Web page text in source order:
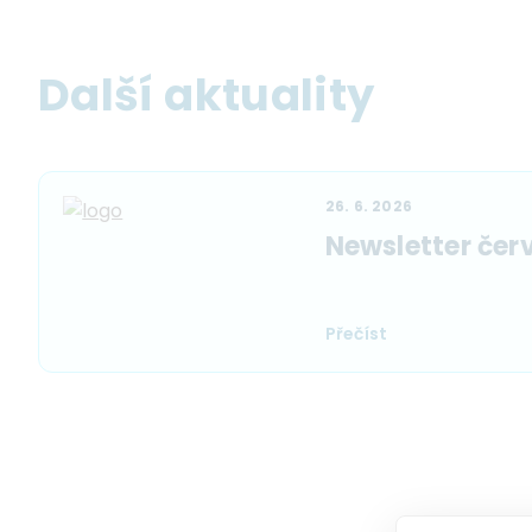
Další aktuality
26. 6. 2026
Newsletter
Přečíst